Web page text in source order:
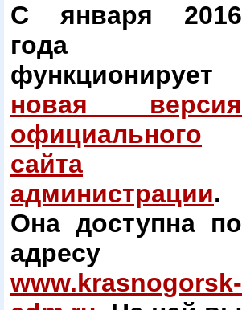
С января 2016
года
функционирует
новая версия
официального
сайта
администрации.
Она доступна по
адресу
www.krasnogorsk-